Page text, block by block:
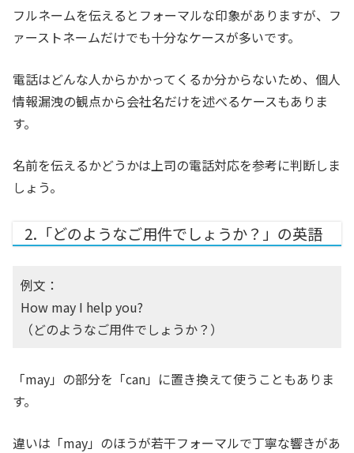
フルネームを伝えるとフォーマルな印象がありますが、フ
ァーストネームだけでも十分なケースが多いです。
電話はどんな人からかかってくるか分からないため、個人
情報漏洩の観点から会社名だけを述べるケースもありま
す。
名前を伝えるかどうかは上司の電話対応を参考に判断しま
しょう。
2.「どのようなご用件でしょうか？」の英語
例文：
How may I help you?
（どのようなご用件でしょうか？）
「may」の部分を「can」に置き換えて使うこともありま
す。
違いは「may」のほうが若干フォーマルで丁寧な響きがあ